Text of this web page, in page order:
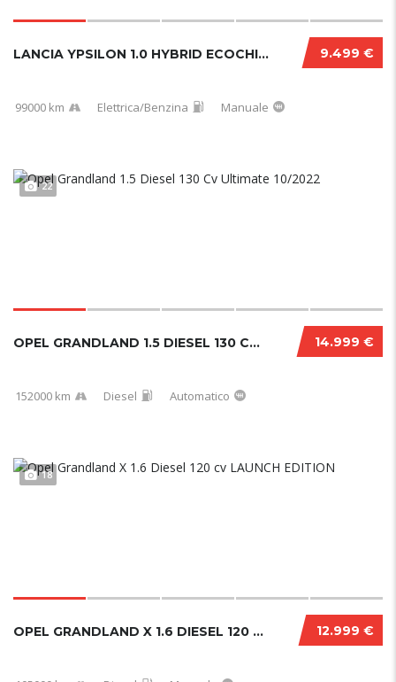
9.499 €
LANCIA YPSILON 1.0 HYBRID ECOCHIC GOLD 2021
99000 km Elettrica/Benzina Manuale
22
14.999 €
OPEL GRANDLAND 1.5 DIESEL 130 CV ULTIMATE 10/2022
152000 km Diesel Automatico
18
12.999 €
OPEL GRANDLAND X 1.6 DIESEL 120 CV LAUNCH EDITION